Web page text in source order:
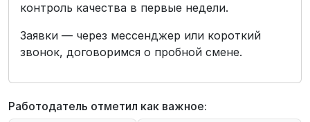
контроль качества в первые недели.
Заявки — через мессенджер или короткий
звонок, договоримся о пробной смене.
Работодатель отметил как важное: